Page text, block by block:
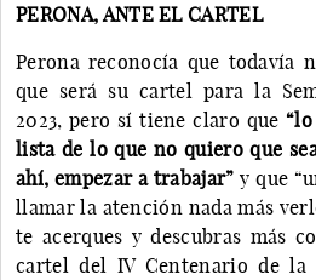
PERONA, ANTE EL CARTEL
Perona reconocía que todavía
que será su cartel para la
2023, pero sí tiene claro que
lista de lo que no quiero que
ahí, empezar a trabajar”y que
llamar la atención nada más
te acerques y descubras más
cartel del IV Centenario de la